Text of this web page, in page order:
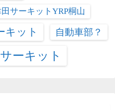
サーキットYRP桐山
キット 自動車部？
ーキット